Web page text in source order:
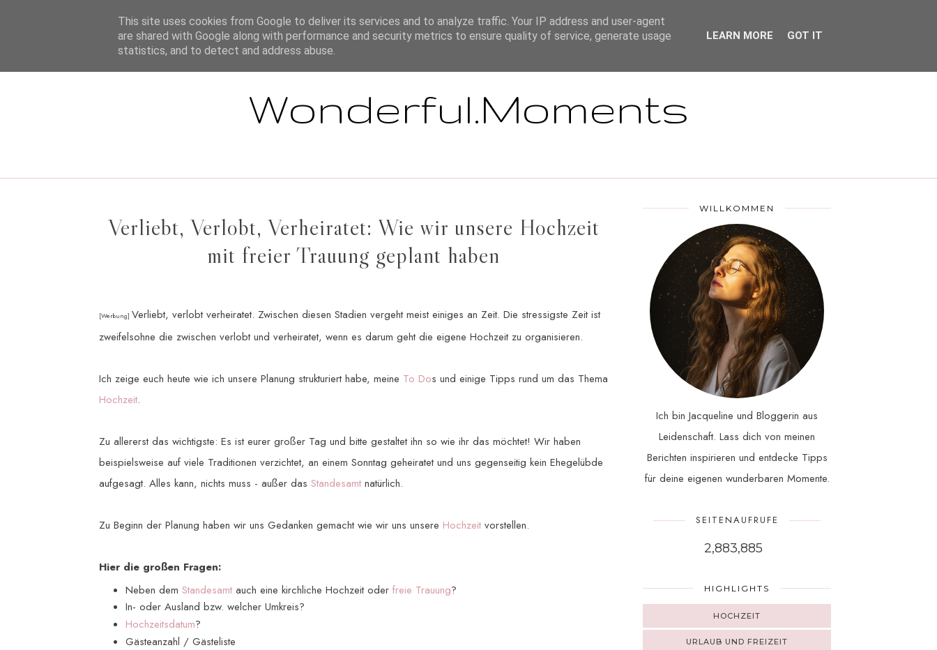
STARTSEITE ÜBER MICH IMPRESSUM / HAFTUNGSAUSSCHLUSS / DISCLAIMER DSGVO
Wonderful.Moments
Verliebt, Verlobt, Verheiratet: Wie wir unsere Hochzeit
mit freier Trauung geplant haben
[Werbung] Verliebt, verlobt verheiratet. Zwischen diesen Stadien vergeht meist einiges an Zeit. Die stressigste Zeit ist
zweifelsohne die zwischen verlobt und verheiratet, wenn es darum geht die eigene Hochzeit zu organisieren.
Ich zeige euch heute wie ich unsere Planung strukturiert habe, meine To Dos und einige Tipps rund um das Thema
Hochzeit.
Zu allererst das wichtigste: Es ist eurer großer Tag und bitte gestaltet ihn so wie ihr das möchtet! Wir haben
beispielsweise auf viele Traditionen verzichtet, an einem Sonntag geheiratet und uns gegenseitig kein Ehegelübde
aufgesagt. Alles kann, nichts muss - außer das Standesamt natürlich.
Zu Beginn der Planung haben wir uns Gedanken gemacht wie wir uns unsere Hochzeit vorstellen.
Hier die großen Fragen:
Neben dem Standesamtauch eine kirchliche Hochzeit oder freie Trauung?
In- oder Ausland bzw. welcher Umkreis?
Hochzeitsdatum?
Gästeanzahl / Gästeliste
WILLKOMMEN
Ich bin Jacqueline und Bloggerin aus
Leidenschaft. Lass dich von meinen
Berichten inspirieren und entdecke Tipps
für deine eigenen wunderbaren Momente.
SEITENAUFRUFE
2,883,885
HIGHLIGHTS
HOCHZEIT
URLAUB UND FREIZEIT
This site uses cookies from Google to deliver its services and to analyze traffic. Your IP address and user-agent
are shared with Google along with performance and security metrics to ensure quality of service, generate usage
statistics, and to detect and address abuse.
LEARN MORE GOT IT